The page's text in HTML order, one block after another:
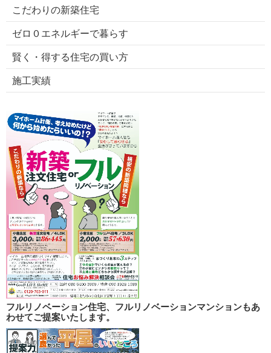
こだわりの新築住宅
ゼロ０エネルギーで暮らす
賢く・得する住宅の買い方
施工実績
フルリノベーション住宅、フルリノベーションマンションもあ
わせてご提案いたします。